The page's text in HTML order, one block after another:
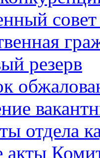
совет
резерв
отдела
акты